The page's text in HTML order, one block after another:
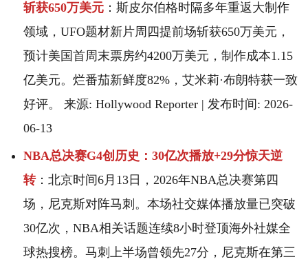
斩获650万美元 ：斯皮尔伯格时隔多年重返大制作
领域，UFO题材新片周四提前场斩获650万美元，
预计美国首周末票房约4200万美元，制作成本1.15
亿美元。烂番茄新鲜度82%，艾米莉·布朗特获一致
好评。 来源: Hollywood Reporter | 发布时间: 2026-
06-13
NBA总决赛G4创历史：30亿次播放+29分惊天逆
转：北京时间6月13日，2026年NBA总决赛第四
场，尼克斯对阵马刺。本场社交媒体播放量已突破
30亿次，NBA相关话题连续8小时登顶海外社媒全
球热搜榜。马刺上半场曾领先27分，尼克斯在第三